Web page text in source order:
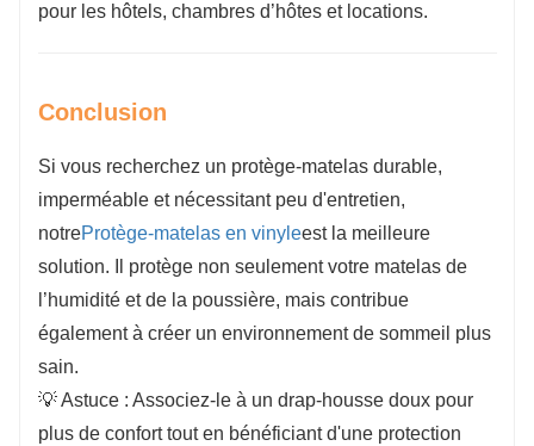
pour les hôtels, chambres d’hôtes et locations.
Conclusion
Si vous recherchez un protège-matelas durable,
imperméable et nécessitant peu d'entretien,
notreProtège-matelas en vinyleest la meilleure
solution. Il protège non seulement votre matelas de
l’humidité et de la poussière, mais contribue
également à créer un environnement de sommeil plus
sain.
💡 Astuce : Associez-le à un drap-housse doux pour
plus de confort tout en bénéficiant d'une protection